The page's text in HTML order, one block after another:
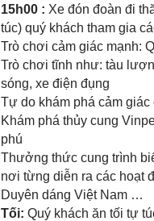
15h00 : Xe đón đoàn đi
túc) quý khách tham gia
Trò chơi cảm giác mạnh:
Trò chơi tĩnh như: tàu
sóng, xe điện đụng
Tự do khám phá cảm
Khám phá thủy cung
phú
Thưởng thức cung trình
nơi từng diễn ra các hoạt
Duyên dáng Việt Nam …
Tối: Quý khách ăn tối tự